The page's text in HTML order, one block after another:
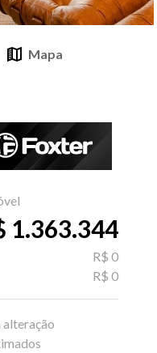
Mapa
1.363.344
R$ 0
R$ 0
alteração